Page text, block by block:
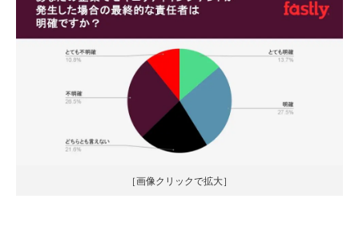
［画像クリックで拡大］